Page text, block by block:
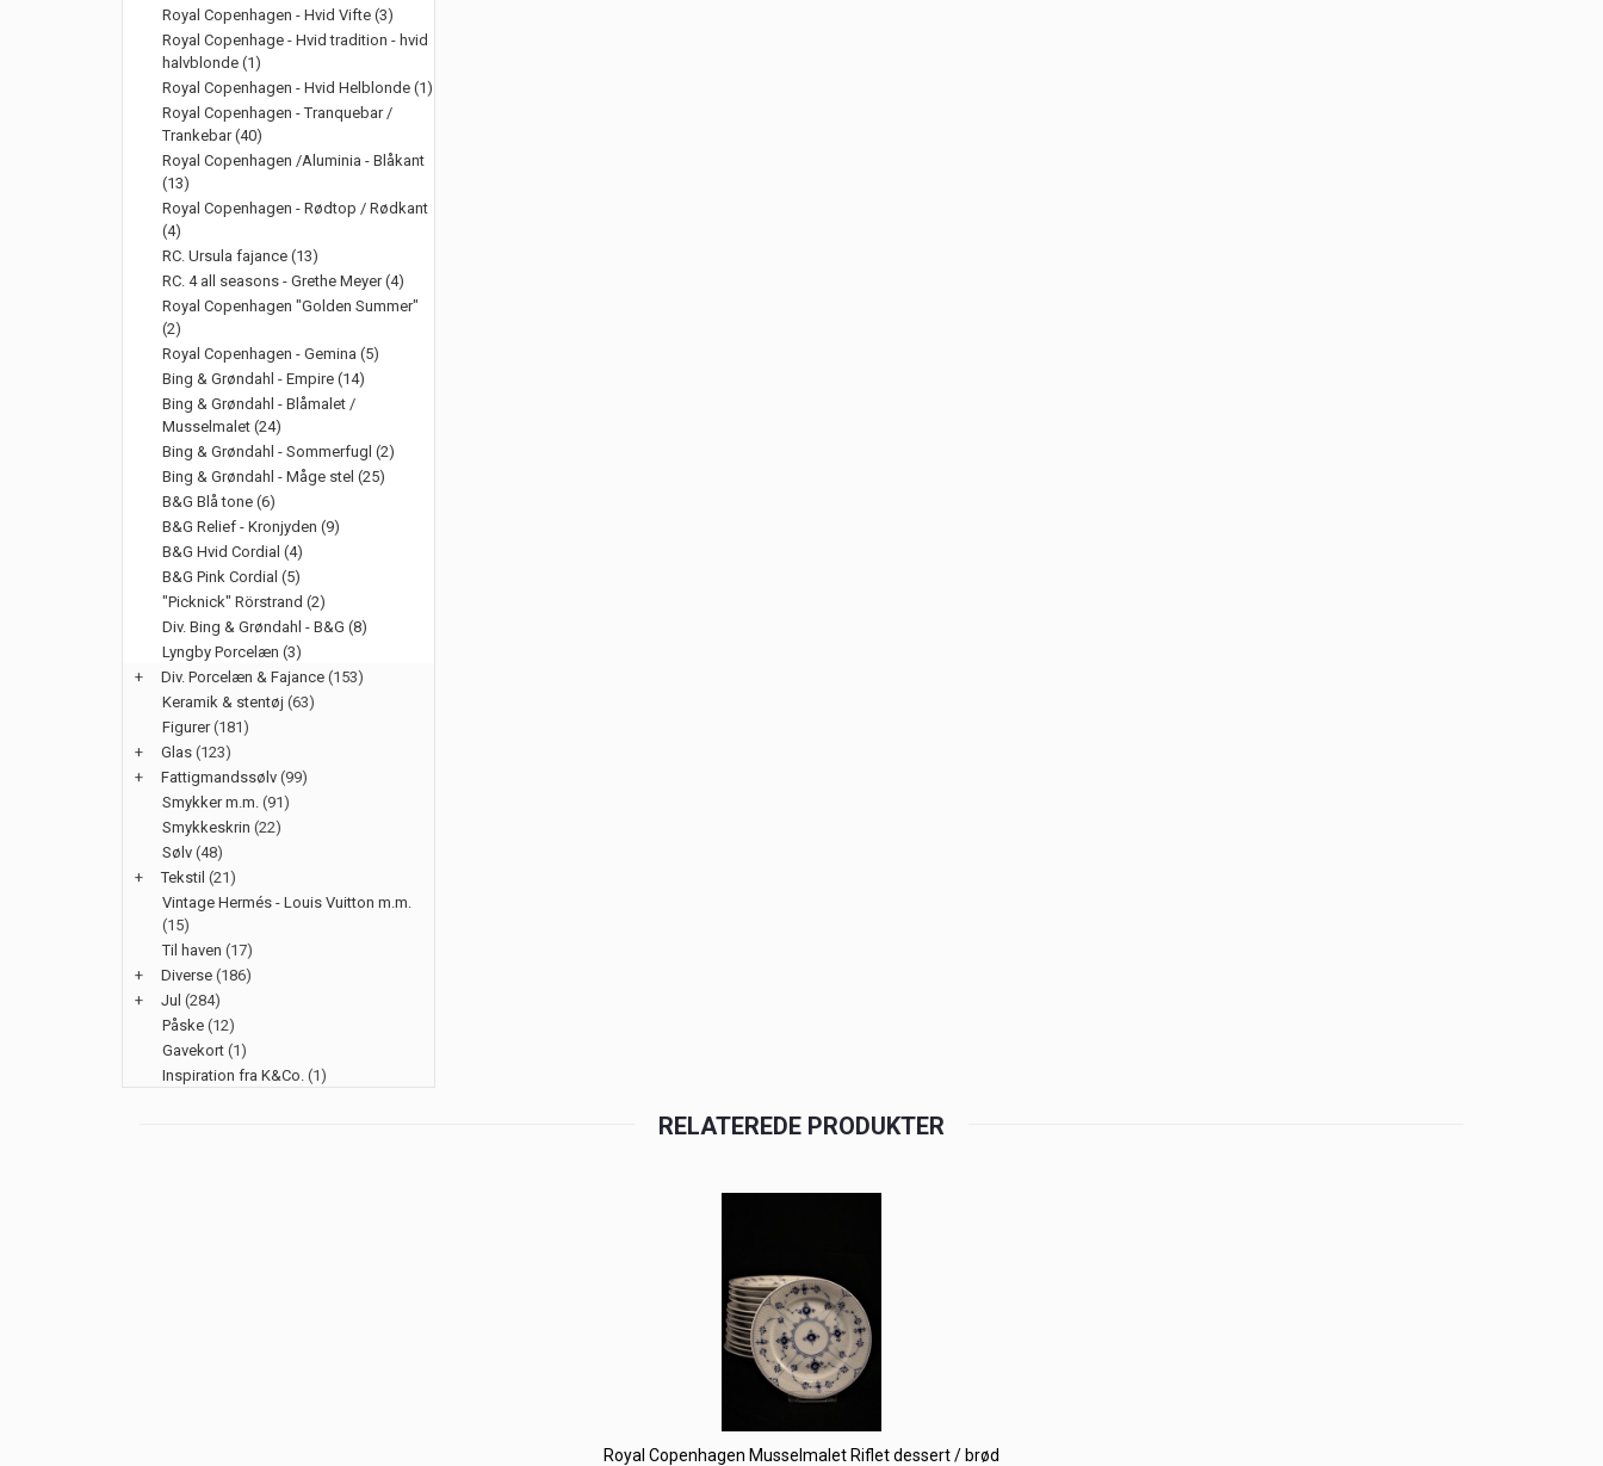
Royal Copenhagen - Hvid Vifte (3)
Royal Copenhage - Hvid tradition - hvid
halvblonde (1)
Royal Copenhagen - Hvid Helblonde (1)
Royal Copenhagen - Tranquebar /
Trankebar (40)
Royal Copenhagen /Aluminia - Blåkant
(13)
Royal Copenhagen - Rødtop / Rødkant
(4)
RC. Ursula fajance (13)
RC. 4 all seasons - Grethe Meyer (4)
Royal Copenhagen "Golden Summer"
(2)
Royal Copenhagen - Gemina (5)
Bing & Grøndahl - Empire (14)
Bing & Grøndahl - Blåmalet /
Musselmalet (24)
Bing & Grøndahl - Sommerfugl (2)
Bing & Grøndahl - Måge stel (25)
B&G Blå tone (6)
B&G Relief - Kronjyden (9)
B&G Hvid Cordial (4)
B&G Pink Cordial (5)
"Picknick" Rörstrand (2)
Div. Bing & Grøndahl - B&G (8)
Lyngby Porcelæn (3)
+
Div. Porcelæn & Fajance (153)
Keramik & stentøj (63)
Figurer(181)
+
Glas (123)
+
Fattigmandssølv (99)
Smykker m.m. (91)
Smykkeskrin (22)
Sølv (48)
+
Tekstil (21)
Vintage Hermés - Louis Vuitton m.m.
(15)
Til haven (17)
+
Diverse (186)
+
Jul (284)
Påske (12)
Gavekort (1)
Inspiration fra K&Co. (1)
RELATEREDE PRODUKTER
Royal Copenhagen Musselmalet Riflet dessert / brød